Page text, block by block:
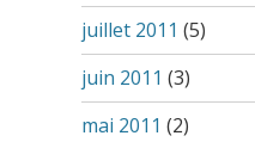
juillet 2011 (5)
juin 2011 (3)
mai 2011 (2)